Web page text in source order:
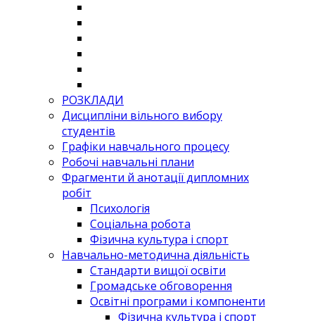
РОЗКЛАДИ
Дисципліни вільного вибору
студентів
Графіки навчального процесу
Робочі навчальні плани
Фрагменти й анотації дипломних
робіт
Психологія
Соціальна робота
Фізична культура і спорт
Навчально-методична діяльність
Стандарти вищої освіти
Громадське обговорення
Освітні програми і компоненти
Фізична культура і спорт